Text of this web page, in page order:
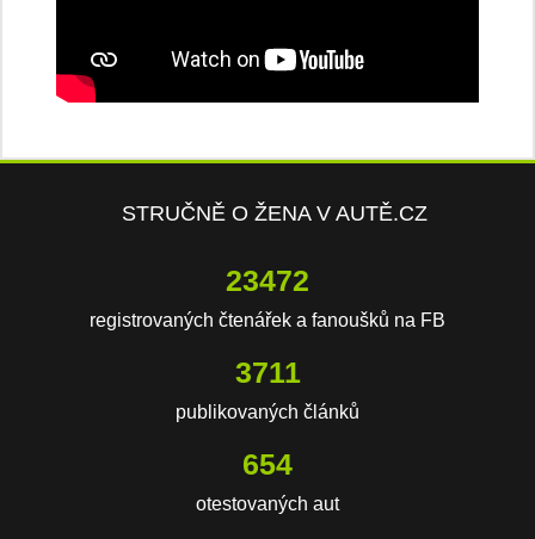
STRUČNĚ O ŽENA V AUTĚ.CZ
23472
registrovaných čtenářek a fanoušků na FB
3711
publikovaných článků
654
otestovaných aut